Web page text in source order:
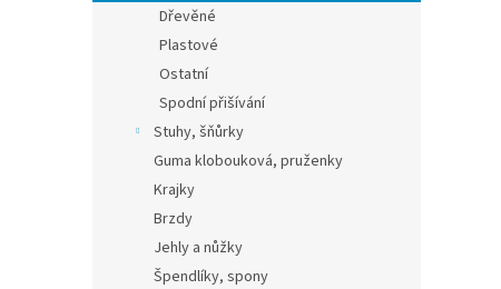
Dřevěné
Plastové
Ostatní
Spodní přišívání
Stuhy, šňůrky
Guma klobouková, pruženky
Krajky
Brzdy
Jehly a nůžky
Špendlíky, spony